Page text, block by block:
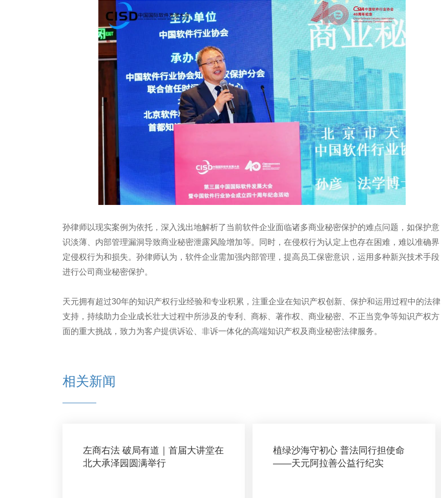
孙律师以现实案例为依托，深入浅出地解析了当前软件企业面临诸多商业秘密保护的难点问题，如保护意
识淡薄、内部管理漏洞导致商业秘密泄露风险增加等。同时，在侵权行为认定上也存在困难，难以准确界
定侵权行为和损失。孙律师认为，软件企业需加强内部管理，提高员工保密意识，运用多种新兴技术手段
进行公司商业秘密保护。
天元拥有超过30年的知识产权行业经验和专业积累，注重企业在知识产权创新、保护和运用过程中的法律
支持，持续助力企业成长壮大过程中所涉及的专利、商标、著作权、商业秘密、不正当竞争等知识产权方
面的重大挑战，致力为客户提供诉讼、非诉一体化的高端知识产权及商业秘密法律服务。
相关新闻
左商右法 破局有道｜首届大讲堂在
北大承泽园圆满举行
植绿沙海守初心 普法同行担使命
——天元阿拉善公益行纪实